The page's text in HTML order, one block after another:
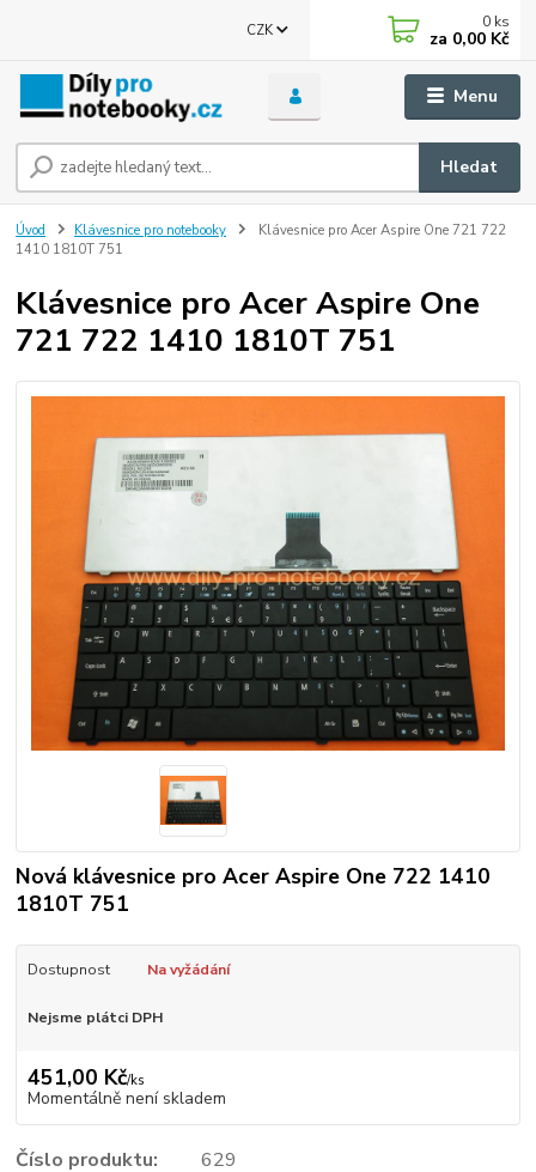
Menu
CZK
Hledat
0 ks
za 0,00 Kč
Úvod Klávesnice pro notebooky
Klávesnice pro Acer Aspire One 721 722
1410 1810T 751
Klávesnice pro Acer Aspire One
721 722 1410 1810T 751
Nová klávesnice pro Acer Aspire One 722 1410
1810T 751
Dostupnost Na vyžádání
Nejsme plátci DPH
451,00 Kč/ks
Momentálně není skladem
Číslo produktu:
629